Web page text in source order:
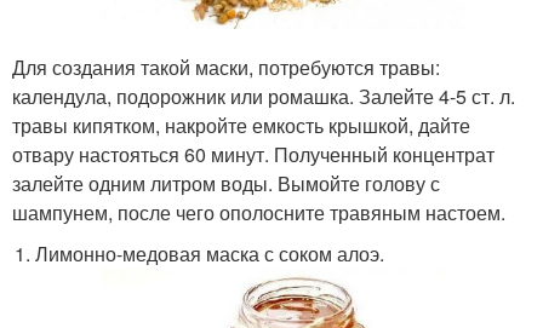
Для создания такой маски, потребуются травы:
календула, подорожник или ромашка. Залейте 4-5 ст. л.
травы кипятком, накройте емкость крышкой, дайте
отвару настояться 60 минут. Полученный концентрат
залейте одним литром воды. Вымойте голову с
шампунем, после чего ополосните травяным настоем.
Лимонно-медовая маска с соком алоэ.